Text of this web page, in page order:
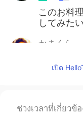
このお料
してみたい
かまくら
すごい！
JP EN
เปิด
ช่วงเวลาที่เกี่ยวข้อ